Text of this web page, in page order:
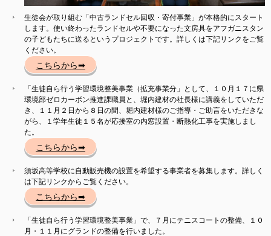
生徒会が取り組む「中古ランドセル回収・寄付事業」が本格的にスタート
します。使い終わったランドセルや不要になった文房具をアフガニスタン
の子どもたちに送るというプロジェクトです。詳しくは下記リンクをご覧
ください。
こちらから➡
「生徒自ら行う学習環境整美事業（拡充事業分」として、１０月１７に県
環境部ゼロカーボン推進課職員と、堀内建材の社長様に講義をしていただ
き、１１月２日から８日の間、堀内建材様のご指導・ご助言をいただきな
がら、１学年生徒１５名が応接室の内窓設置・断熱化工事を実施しまし
た。
こちらから➡
須坂高等学校に自動販売機の設置を希望する事業者を募集します。詳しく
は下記リンクからご覧ください。
こちらから➡
「生徒自ら行う学習環境整美事業」で、７月にテニスコートの整備、１０
月・１１月にグランドの整備を行いました。